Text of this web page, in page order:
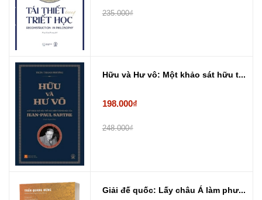
235.000₫
Hữu và Hư vô: Một khảo sát hữu t...
198.000₫
248.000₫
Giải đế quốc: Lấy châu Á làm phư...